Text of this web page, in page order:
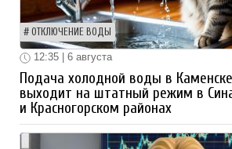
ОТКЛЮЧЕНИЕ ВОДЫ
12:35 | 6 августа
Подача холодной воды в
выходит на штатный режим в
и Красногорском районах